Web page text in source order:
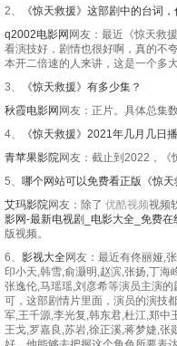
2、
《惊天救援》这部剧中的台词，
q2002电影网网友：最近《惊天救
看演技好，剧情也很好啊，真的不
本开二倍速的人来讲，这是一个多
3、
《惊天救援》有多少集？
秋霞电影网网友：正片。具体总集
4、
《惊天救援》2021年几月几日
青苹果影院网友：截止到2022，《
5、 哪个网站可以免费看正版《惊天
艾玛影院网友：除了 优酷视频视频
影网-最新电视剧_电影大全_免费在
版视频。
6、 影视大全网友：最近有佟丽娅,
印小天,韩雪,俞灏明,赵滨,张扬,丁海
张逸伦,马瑶瑶,刘彦希等演员主演
可，这部剧情片里面，演员的演技
军,王千源,李光复,韩东君,杜江,郑中
王戈,罗嘉良,苏岩,徐正溪,蒋梦婕,张